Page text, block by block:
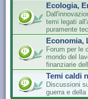
Ecologia,
temi legati
puramente
Economia,
Forum per le
mondo del
finanziarie
Temi caldi
Discussioni
guerra e della